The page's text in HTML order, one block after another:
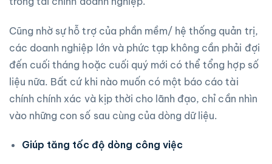
Cũng nhờ sự hỗ trợ của phần mềm/ hệ thống quản trị,
các doanh nghiệp lớn và phức tạp không cần phải đợi
đến cuối tháng hoặc cuối quý mới có thể tổng hợp số
liệu nữa. Bất cứ khi nào muốn có một báo cáo tài
chính chính xác và kịp thời cho lãnh đạo, chỉ cần nhìn
vào những con số sau cùng của dòng dữ liệu.
Giúp tăng tốc độ dòng công việc